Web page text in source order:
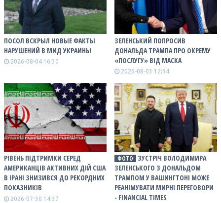
ПОСОЛ ВСКРЫЛ НОВЫЕ ФАКТЫ
НАРУШЕНИЙ В МИД УКРАИНЫ
2026-08-04 16:30
ЗЕЛЕНСЬКИЙ ПОПРОСИВ
ДОНАЛЬДА ТРАМПА ПРО ОКРЕМУ
«ПОСЛУГУ» ВІД МАСКА
2026-08-03 12:34
РІВЕНЬ ПІДТРИМКИ СЕРЕД
АМЕРИКАНЦІВ АКТИВНИХ ДІЙ США
В ІРАНІ ЗНИЗИВСЯ ДО РЕКОРДНИХ
ПОКАЗНИКІВ
2026-07-30 14:37
ФОТО
ЗУСТРІЧ ВОЛОДИМИРА
ЗЕЛЕНСЬКОГО З ДОНАЛЬДОМ
ТРАМПОМ У ВАШИНГТОНІ МОЖЕ
РЕАНІМУВАТИ МИРНІ ПЕРЕГОВОРИ
- FINANCIAL TIMES